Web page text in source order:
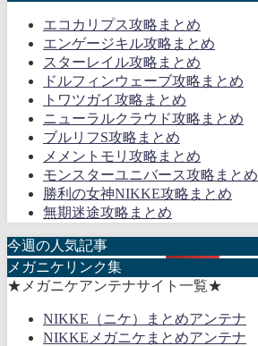
エコカリプス攻略まとめ
エンゲージキル攻略まとめ
スターレイル攻略まとめ
ドルフィンウェーブ攻略まとめ
トワツガイ攻略まとめ
ニューラルクラウド攻略まとめ
ブルリフS攻略まとめ
メメントモリ攻略まとめ
モンスターユニバース攻略まとめ
勝利の女神NIKKE攻略まとめ
無期迷途攻略まとめ
今週の人気記事
メガニケリンク集
★メガニケアンテナサイト一覧★
NIKKE（ニケ）まとめアンテナ
NIKKEメガニケまとめアンテナ